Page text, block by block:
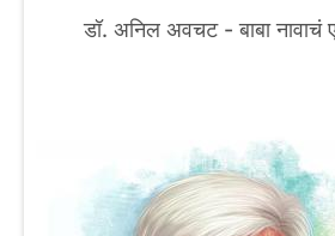
डॉ. अनिल अवचट - बाबा नावाचं